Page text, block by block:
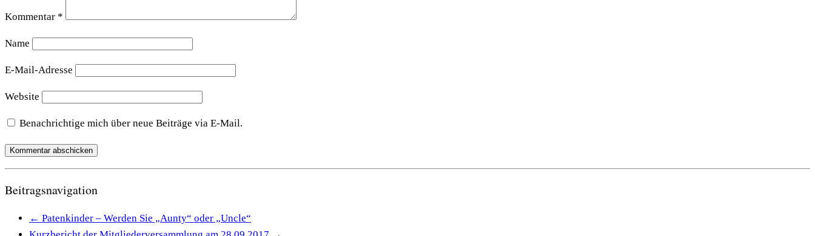
Kommentar *
Name
E-Mail-Adresse
Website
Benachrichtige mich über neue Beiträge via E-Mail.
Beitragsnavigation
← Patenkinder – Werden Sie „Aunty“ oder „Uncle“